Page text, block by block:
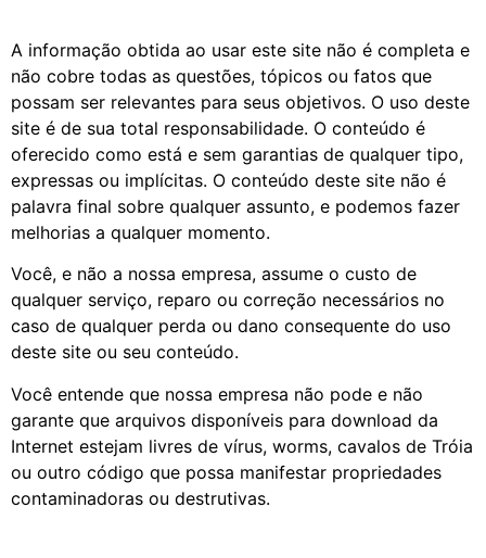
A informação obtida ao usar este site não é completa e
não cobre todas as questões, tópicos ou fatos que
possam ser relevantes para seus objetivos. O uso deste
site é de sua total responsabilidade. O conteúdo é
oferecido como está e sem garantias de qualquer tipo,
expressas ou implícitas. O conteúdo deste site não é
palavra final sobre qualquer assunto, e podemos fazer
melhorias a qualquer momento.
Você, e não a nossa empresa, assume o custo de
qualquer serviço, reparo ou correção necessários no
caso de qualquer perda ou dano consequente do uso
deste site ou seu conteúdo.
Você entende que nossa empresa não pode e não
garante que arquivos disponíveis para download da
Internet estejam livres de vírus, worms, cavalos de Tróia
ou outro código que possa manifestar propriedades
contaminadoras ou destrutivas.